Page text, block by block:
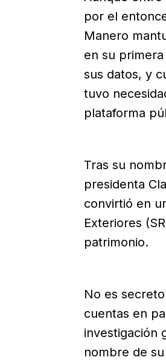
por el
Manero
en su
sus datos, y
tuvo
plataforma
Tras su
presidenta
convirtió en
Exteriores
patrimonio.
No es
cuentas en
investigación
nombre de